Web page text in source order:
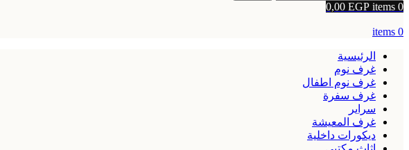
0
items
0,00 EGP
0
items
الرئيسية
غرف نوم
غرف نوم اطفال
غرف سفرة
سراير
غرف المعيشة
ديكورات داخلية